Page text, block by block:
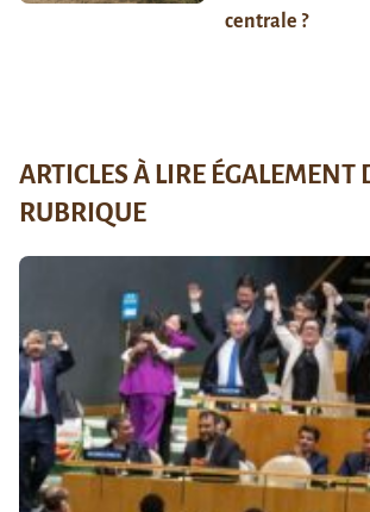
centrale ?
ARTICLES À LIRE ÉGALEMENT
RUBRIQUE